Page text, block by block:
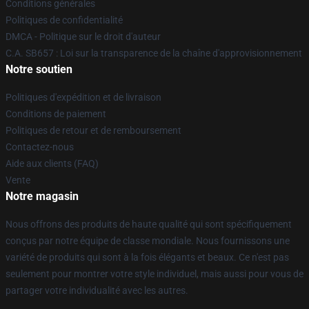
Conditions générales
Politiques de confidentialité
DMCA - Politique sur le droit d'auteur
C.A. SB657 : Loi sur la transparence de la chaîne d'approvisionnement
Notre soutien
Politiques d'expédition et de livraison
Conditions de paiement
Politiques de retour et de remboursement
Contactez-nous
Aide aux clients (FAQ)
Vente
Notre magasin
Nous offrons des produits de haute qualité qui sont spécifiquement
conçus par notre équipe de classe mondiale. Nous fournissons une
variété de produits qui sont à la fois élégants et beaux. Ce n'est pas
seulement pour montrer votre style individuel, mais aussi pour vous de
partager votre individualité avec les autres.